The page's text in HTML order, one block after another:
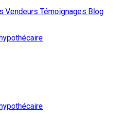
Vendeurs Témoignages Blog